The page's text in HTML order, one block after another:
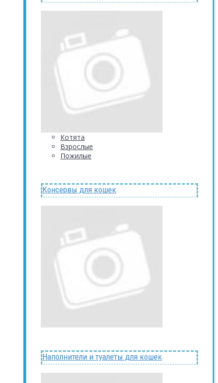
Котята
Взрослые
Пожилые
Консервы для кошек
Наполнители и туалеты для кошек